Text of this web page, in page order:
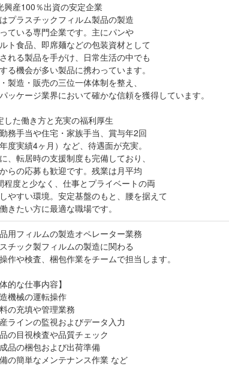
興産100％出資の安定企業
プラスチックフィルム製品の製造
ている専門企業です。主にパンや
ト食品、即席麺などの包装資材として
れる製品を手がけ、日常生活の中でも
る機会が多い製品に携わっています。
製造・販売の三位一体体制を整え、
ッケージ業界において確かな信頼を獲得しています。
した働き方と充実の福利厚生
務手当や住宅・家族手当、賞与年2回
年度実績4ヶ月）など、待遇面が充実。
、転居時の支援制度も完備しており、
らの応募も歓迎です。残業は月平均
程度と少なく、仕事とプライベートの両
やすい環境。安定基盤のもと、腰を据えて
きたい方に最適な職場です。
用フィルムの製造オペレーター業務
チック製フィルムの製造に関わる
作や検査、梱包作業をチームで担当します。
体的な仕事内容】
造機械の運転操作
料の充填や管理業務
産ラインの監視およびデータ入力
品の目視検査や品質チェック
成品の梱包および出荷準備
備の簡単なメンテナンス作業 など